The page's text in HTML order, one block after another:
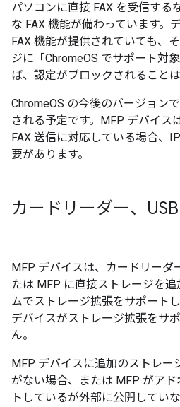
パソコンに直接 FAX を受信する
な FAX 機能が備わっています。
FAX 機能が提供されていても、
ジに「ChromeOS でサポート対
ば、認定がブロックされることは
ChromeOS の今後のバージョン
される予定です。MFP デバイス
FAX 送信に対応している場合、
要があります。
カードリーダー、
MFP デバイスは、カードリーダ
たは MFP に直接ストレージを
ムでストレージ拡張をサポート
デバイスがストレージ拡張をサ
ん。
MFP デバイスに追加のストレー
がない場合、または MFP がア
トしているが外部に公開してい